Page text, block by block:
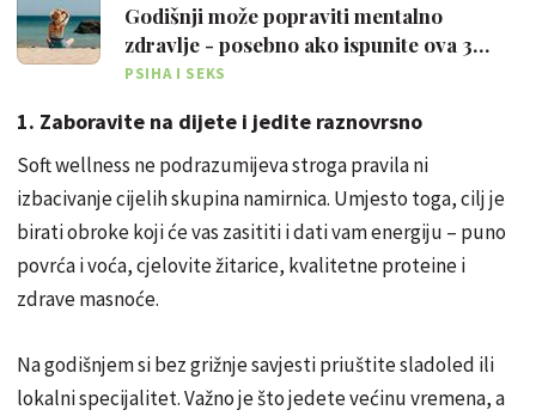
Godišnji može popraviti mentalno
zdravlje - posebno ako ispunite ova 3
'uvjeta'
PSIHA I SEKS
1. Zaboravite na dijete i jedite raznovrsno
Soft wellness ne podrazumijeva stroga pravila ni
izbacivanje cijelih skupina namirnica. Umjesto toga, cilj je
birati obroke koji će vas zasititi i dati vam energiju – puno
povrća i voća, cjelovite žitarice, kvalitetne proteine i
zdrave masnoće.
Na godišnjem si bez grižnje savjesti priuštite sladoled ili
lokalni specijalitet. Važno je što jedete većinu vremena, a